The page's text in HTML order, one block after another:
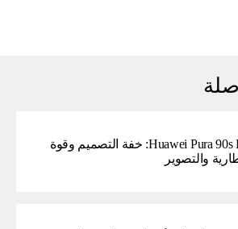
Huawei Pura 90s Pro: خفة التصميم وقوة
والتصوير